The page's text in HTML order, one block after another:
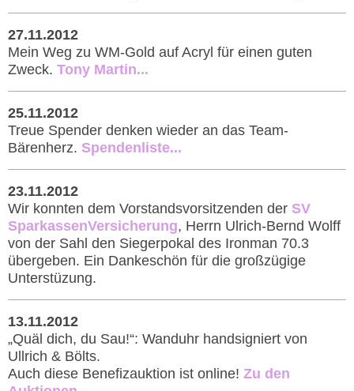
27.11.2012
Mein Weg zu WM-Gold auf Acryl für einen guten
Zweck. Tony Martin...
25.11.2012
Treue Spender denken wieder an das Team-
Bärenherz. Spendenliste...
23.11.2012
Wir konnten dem Vorstandsvorsitzenden der SV
SparkassenVersicherung, Herrn Ulrich-Bernd Wolff
von der Sahl den Siegerpokal des Ironman 70.3
übergeben. Ein Dankeschön für die großzügige
Unterstüzung.
13.11.2012
„Quäl dich, du Sau!“: Wanduhr handsigniert von
Ullrich & Bölts.
Auch diese Benefizauktion ist online! Zu den